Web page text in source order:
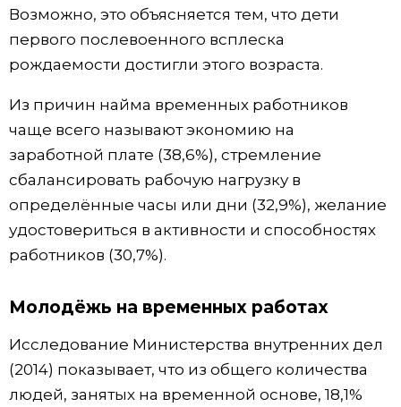
Возможно, это объясняется тем, что дети
первого послевоенного всплеска
рождаемости достигли этого возраста.
Из причин найма временных работников
чаще всего называют экономию на
заработной плате (38,6%), стремление
сбалансировать рабочую нагрузку в
определённые часы или дни (32,9%), желание
удостовериться в активности и способностях
работников (30,7%).
Молодёжь на временных работах
Исследование Министерства внутренних дел
(2014) показывает, что из общего количества
людей, занятых на временной основе, 18,1%